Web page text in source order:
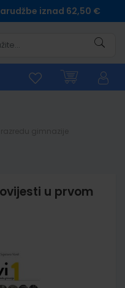
iznad 62,50 €
u prvom